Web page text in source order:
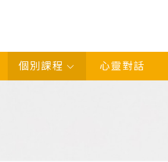
個別課程 心靈對話